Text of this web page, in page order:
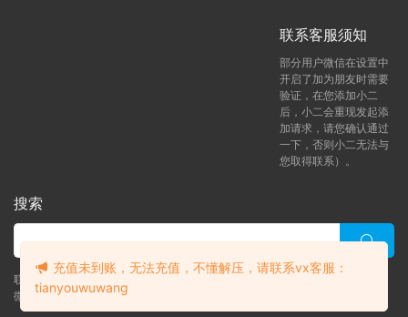
联系客服须知
部分用户微信在设置中
开启了加为朋友时需要
验证，在您添加小二
后，小二会重现发起添
加请求，请您确认通过
一下，否则小二无法与
您取得联系）。
搜索
联系客服 (添加后告诉客服-来自熊人族咨询问题)
微信客服（tianyouwuwang）
充值未到账，无法充值，不懂解压，请联系vx客服：
tianyouwuwang